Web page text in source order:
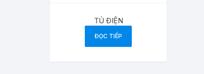
TỦ ĐIỆN
ĐỌC TIẾP